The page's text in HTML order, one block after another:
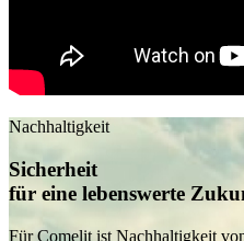
Nachhaltigkeit
Sicherheit
für eine lebenswerte
Für Comelit ist Nachhaltigkeit